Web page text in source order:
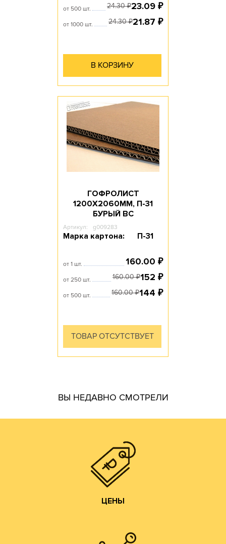
от 500 шт. 24.30₽23.09 ₽
от 1000 шт. 24.30₽21.87 ₽
В КОРЗИНУ
ГОФРОЛИСТ
1200Х2060ММ, П-31
БУРЫЙ ВС
Артикул: g009283
Марка картона: П-31
от 1 шт. 160.00 ₽
от 250 шт. 160.00₽152 ₽
от 500 шт. 160.00₽144 ₽
ТОВАР ОТСУТСТВУЕТ
ВЫ НЕДАВНО СМОТРЕЛИ
ЦЕНЫ
ЦЕНЫ
Цены на гофротару нашего производства всегда ниже,
чем у посредников или переработчиков, так как сырье
производства готовой продукции осуществляем
производить практически все возможные виды и типы
гофротары.
Разработка конструкций;
Изготовление штанц-форм;